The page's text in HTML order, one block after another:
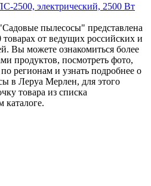
2500, электрический, 2500 Вт
пылесосы" представлена
от ведущих российских и
Вы можете ознакомиться более
продуктов, посмотреть фото,
регионам и узнать подробнее о
в Леруа Мерлен, для этого
товара из списка
каталоге.